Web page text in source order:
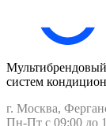
систем
г. Москва,
Пн-Пт с 09:00 до